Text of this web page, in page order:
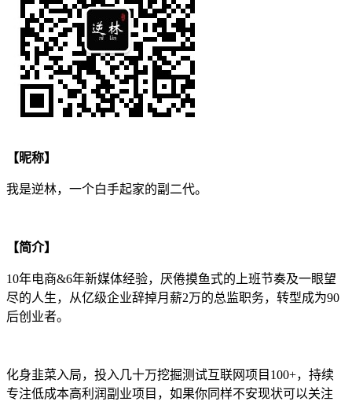
【昵称】
我是逆林，一个白手起家的副二代。
【简介】
10年电商&6年新媒体经验，厌倦摸鱼式的上班节奏及一眼望
尽的人生，从亿级企业辞掉月薪2万的总监职务，转型成为90
后创业者。
化身韭菜入局，投入几十万挖掘测试互联网项目100+，持续
专注低成本高利润副业项目，如果你同样不安现状可以关注